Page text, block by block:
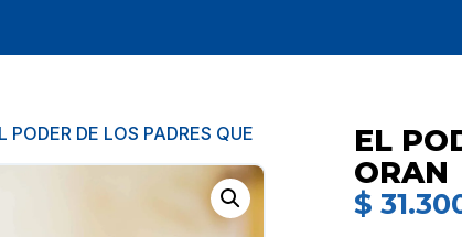
PODER DE LOS PADRES QUE
EL
ORAN
$